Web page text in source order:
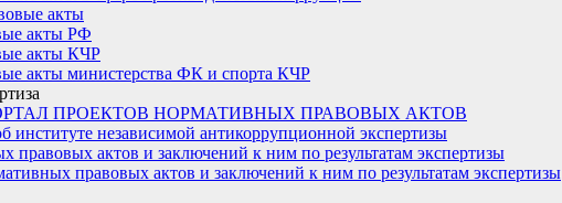
акты
акты РФ
акты КЧР
акты министерства ФК и спорта КЧР
ПРОЕКТОВ НОРМАТИВНЫХ ПРАВОВЫХ АКТОВ
независимой антикоррупционной экспертизы
правовых актов и заключений к ним по результатам экспертизы
правовых актов и заключений к ним по результатам экспертизы